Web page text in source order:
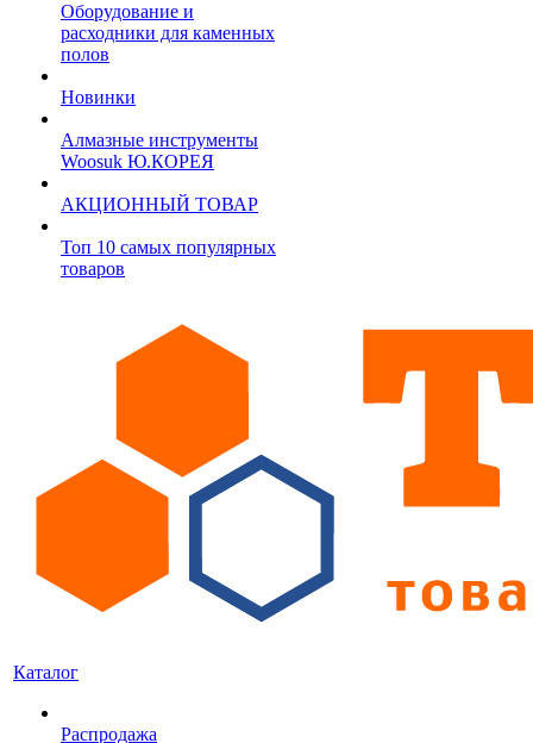
Оборудование и
расходники для каменных
полов
Новинки
Алмазные инструменты
Woosuk Ю.КОРЕЯ
АКЦИОННЫЙ ТОВАР
Топ 10 самых популярных
товаров
Каталог
Распродажа